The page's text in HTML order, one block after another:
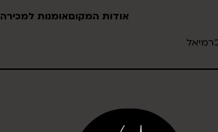
אודות המקוםאומנות למכירה